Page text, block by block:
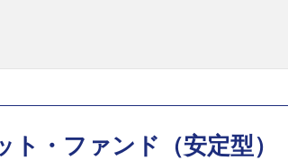
・ファンド（安定型）